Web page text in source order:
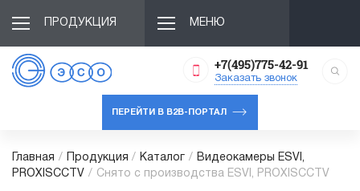
ПРОДУКЦИЯ МЕНЮ
+7(495)775-42-91
Заказать звонок
ПЕРЕЙТИ В B2B-ПОРТАЛ
Главная / Продукция / Каталог /
Видеокамеры ESVI,
PROXISCCTV / Снято с производства ESVI, PROXISCCTV